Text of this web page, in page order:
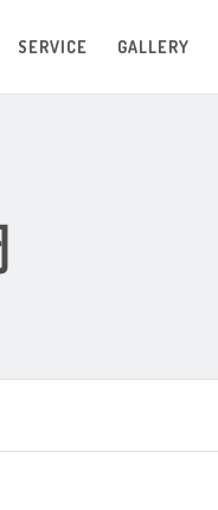
SERVICE GALLERY